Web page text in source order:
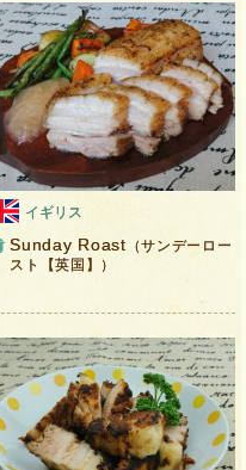
イギリス
Sunday Roast （サンデーロー
スト【英国】）